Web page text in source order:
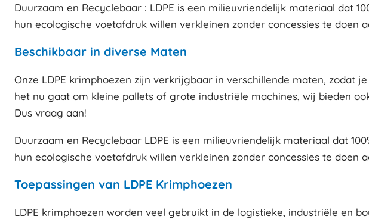
Duurzaam en Recyclebaar : LDPE is een milieuvriendelijk materiaal dat
hun ecologische voetafdruk willen verkleinen zonder concessies te doen
Beschikbaar in diverse Maten
Onze LDPE krimphoezen zijn verkrijgbaar in verschillende maten,
het nu gaat om kleine pallets of grote industriële machines, wij bieden
Dus vraag aan!
Duurzaam en Recyclebaar LDPE is een milieuvriendelijk materiaal dat
hun ecologische voetafdruk willen verkleinen zonder concessies te doen
Toepassingen van LDPE Krimphoezen
LDPE krimphoezen worden veel gebruikt in de logistieke, industriële en